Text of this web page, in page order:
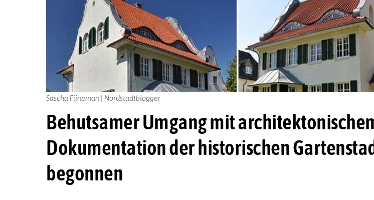
Behutsamer Umgang mit
Dokumentation der historischen
begonnen
Sascha Fijneman | Nordstadtblogger